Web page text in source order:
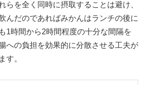
らを全く同時に摂取することは避け、
んだのであればみかんはランチの後に
1時間から2時間程度の十分な間隔を
への負担を効果的に分散させる工夫が
す。